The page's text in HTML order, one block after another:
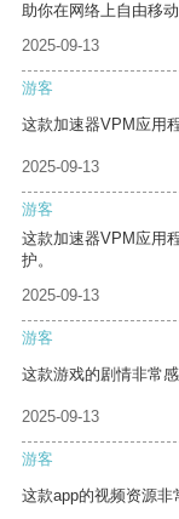
助你在网络上自由移动
2025-09-13
游客
这款加速器VPM应用
2025-09-13
游客
这款加速器VPM应用
护。
2025-09-13
游客
这款游戏的剧情非常
2025-09-13
游客
这款app的视频资源非